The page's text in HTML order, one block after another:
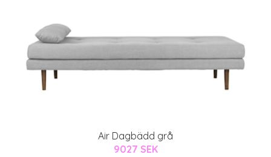
Air Dagbädd grå
9027 SEK